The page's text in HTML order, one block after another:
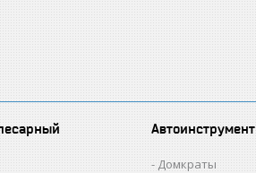
Автоинструмент
Домкраты